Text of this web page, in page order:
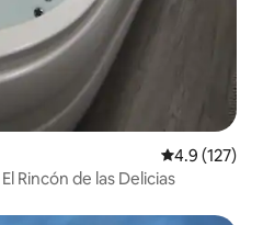
Ukadiriaji wa
4.9 (127)
Rincón de las Delicias